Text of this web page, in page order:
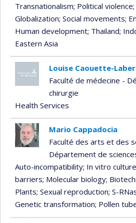
Transnationalism; Political violence
Globalization; Social movements;
Human development; Thailand;
Eastern Asia
Louise Caouette-
Faculté de médecine -
chirurgie
Health Services
Mario Cappadocia
Faculté des arts et des
Département de
Auto-incompatibility; In vitro culture
barriers; Molecular biology;
Plants; Sexual reproduction; S-
Genetic transformation; Pollen